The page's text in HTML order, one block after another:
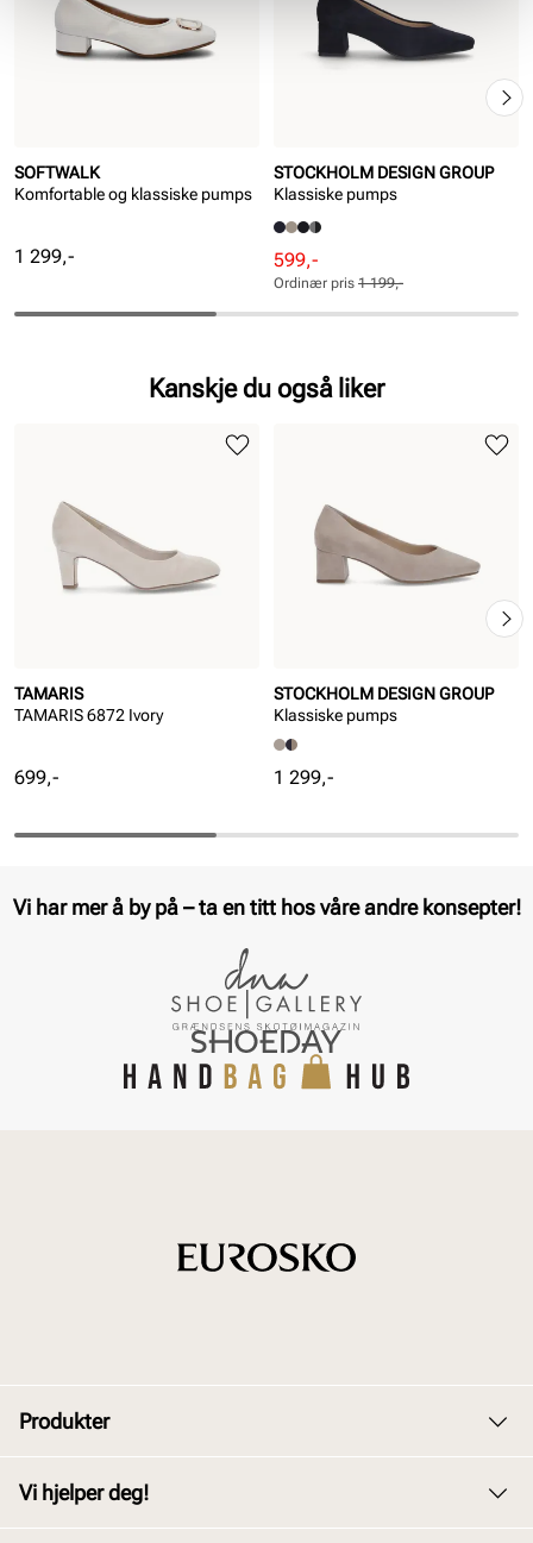
SOFTWALK
Komfortable og klassiske pumps
Pris
1 299,-
STOCKHOLM DESIGN GROUP
Klassiske pumps
Rabattert
pris
Pris
599,-
Ordinær
pris
Pris
Ordinær pris 1 199,-
Kanskje du også liker
TAMARIS
TAMARIS 6872 Ivory
Pris
699,-
STOCKHOLM DESIGN GROUP
Klassiske pumps
Pris
1 299,-
Vi har mer å by på – ta en titt hos våre andre konsepter!
Produkter
Vi hjelper deg!